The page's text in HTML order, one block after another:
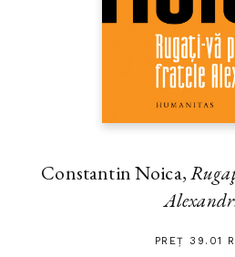
Constantin Noica,
PREȚ 39.01